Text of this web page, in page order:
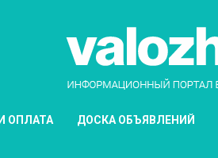
ОПЛАТА ДОСКА ОБЪЯВЛЕНИЙ